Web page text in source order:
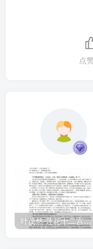
点
叶茂然-莲花十二宫佛家奇门面授及答疑